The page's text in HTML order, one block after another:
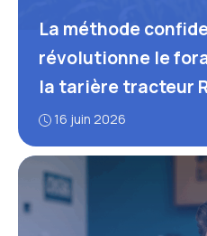
La méthode
révolutionne le
la tarière tracteur
16 juin 2026